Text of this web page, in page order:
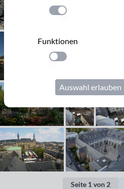
Seite 1 von 2
Einstellung anwenden
Funktionen
Einstellung anwenden
Auswahl erlauben